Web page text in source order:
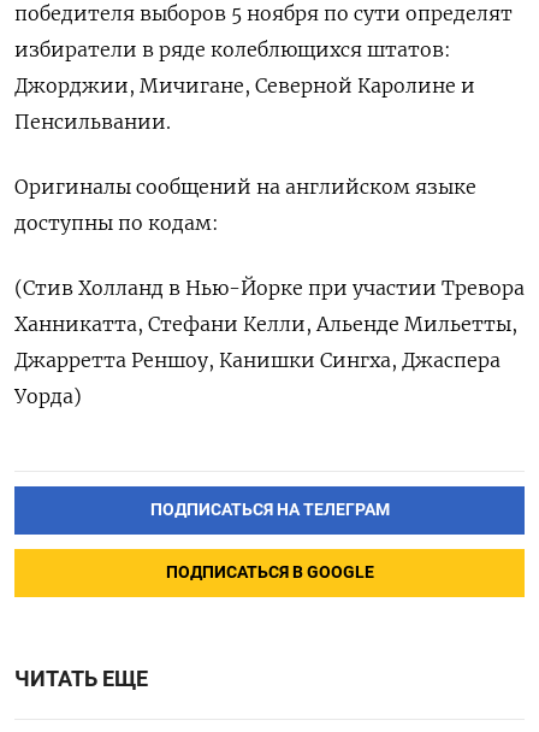
победителя выборов 5 ноября по сути определят
избиратели в ряде колеблющихся штатов:
Джорджии, Мичигане, Северной Каролине и
Пенсильвании.
Оригиналы сообщений на английском языке
доступны по кодам:
(Стив Холланд в Нью-Йорке при участии Тревора
Ханникатта, Стефани Келли, Альенде Мильетты,
Джарретта Реншоу, Канишки Сингха, Джаспера
Уорда)
ПОДПИСАТЬСЯ НА ТЕЛЕГРАМ
ПОДПИСАТЬСЯ В GOOGLE
ЧИТАТЬ ЕЩЕ